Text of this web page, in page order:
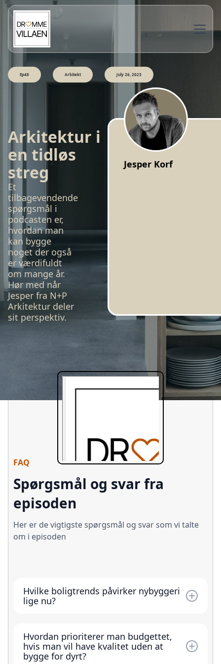
Ep48 Arkitekt July 26, 2023
Arkitektur i
en tidløs
streg
Et
tilbagevendende
spørgsmål i
podcasten er,
hvordan man
kan bygge
noget der også
er værdifuldt
om mange år.
Hør med når
Jesper fra N+P
Arkitektur deler
sit perspektiv.
Jesper Korf
FAQ
Spørgsmål og svar fra
episoden
Her er de vigtigste spørgsmål og svar som vi talte
om i episoden
Hvilke boligtrends påvirker nybyggeri
lige nu?
interessen for Danmark som ferieland, hvilket
har øget efterspørgslen på hjemmekontorer
og sommerhuse. Samtidig ser man en
Hvordan prioriterer man budgettet,
hvis man vil have kvalitet uden at
bygge for dyrt?